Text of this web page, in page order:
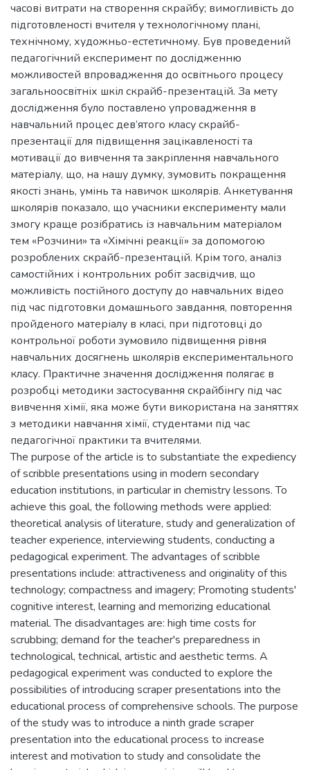
часові витрати на створення скрайбу; вимогливість до
підготовленості вчителя у технологічному плані,
технічному, художньо-естетичному. Був проведений
педагогічний експеримент по дослідженню
можливостей впровадження до освітнього процесу
загальноосвітніх шкіл скрайб-презентацій. За мету
дослідження було поставлено упровадження в
навчальний процес дев’ятого класу скрайб-
презентації для підвищення зацікавленості та
мотивації до вивчення та закріплення навчального
матеріалу, що, на нашу думку, зумовить покращення
якості знань, умінь та навичок школярів. Анкетування
школярів показало, що учасники експерименту мали
змогу краще розібратись із навчальним матеріалом
тем «Розчини» та «Хімічні реакції» за допомогою
розроблених скрайб-презентацій. Крім того, аналіз
самостійних і контрольних робіт засвідчив, що
можливість постійного доступу до навчальних відео
під час підготовки домашнього завдання, повторення
пройденого матеріалу в класі, при підготовці до
контрольної роботи зумовило підвищення рівня
навчальних досягнень школярів експериментального
класу. Практичне значення дослідження полягає в
розробці методики застосування скрайбінгу під час
вивчення хімії, яка може бути використана на заняттях
з методики навчання хімії, студентами під час
педагогічної практики та вчителями.
The purpose of the article is to substantiate the expediency
of scribble presentations using in modern secondary
education institutions, in particular in chemistry lessons. To
achieve this goal, the following methods were applied:
theoretical analysis of literature, study and generalization of
teacher experience, interviewing students, conducting a
pedagogical experiment. The advantages of scribble
presentations include: attractiveness and originality of this
technology; compactness and imagery; Promoting students'
cognitive interest, learning and memorizing educational
material. The disadvantages are: high time costs for
scrubbing; demand for the teacher's preparedness in
technological, technical, artistic and aesthetic terms. A
pedagogical experiment was conducted to explore the
possibilities of introducing scraper presentations into the
educational process of comprehensive schools. The purpose
of the study was to introduce a ninth grade scraper
presentation into the educational process to increase
interest and motivation to study and consolidate the